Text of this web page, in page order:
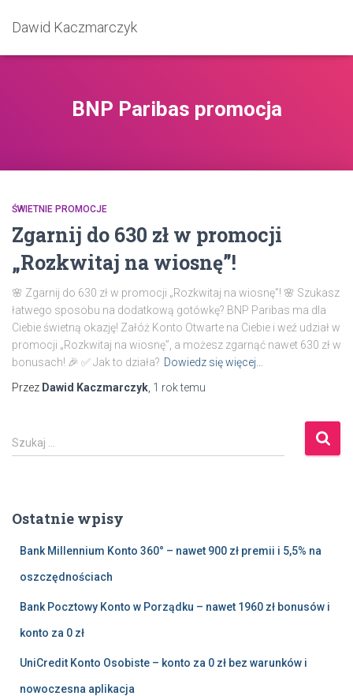
Dawid Kaczmarczyk
BNP Paribas promocja
ŚWIETNIE PROMOCJE
Zgarnij do 630 zł w promocji
„Rozkwitaj na wiosnę”!
🌸 Zgarnij do 630 zł w promocji „Rozkwitaj na wiosnę”! 🌸 Szukasz
łatwego sposobu na dodatkową gotówkę? BNP Paribas ma dla
Ciebie świetną okazję! Załóż Konto Otwarte na Ciebie i weź udział w
promocji „Rozkwitaj na wiosnę”, a możesz zgarnąć nawet 630 zł w
bonusach! 🎉 ✅ Jak to działa? Dowiedz się więcej…
Przez Dawid Kaczmarczyk 1 roktemu
S
z
j
Szukaj …
Ostatnie wpisy
Bank Millennium Konto 360° – nawet 900 zł premii i 5,5% na
oszczędnościach
Bank Pocztowy Konto w Porządku – nawet 1960 zł bonusów i
konto za 0 zł
UniCredit Konto Osobiste – konto za 0 zł bez warunków i
nowoczesna aplikacja